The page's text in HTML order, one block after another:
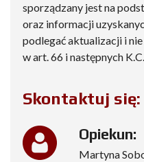
sporządzany jest na
oraz informacji
podlegać aktualizacji i
w art. 66 i następnych K.C.
Skontaktuj się:
Opiekun:
Martyna